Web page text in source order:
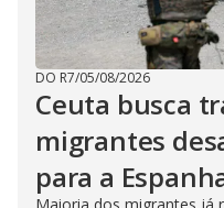
DO R7/05/08/2026
Ceuta busca
migrantes
para a